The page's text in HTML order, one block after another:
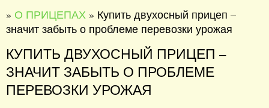
» О ПРИЦЕПАХ » Купить двухосный прицеп –
значит забыть о проблеме перевозки урожая
КУПИТЬ ДВУХОСНЫЙ ПРИЦЕП –
ЗНАЧИТ ЗАБЫТЬ О ПРОБЛЕМЕ
ПЕРЕВОЗКИ УРОЖАЯ